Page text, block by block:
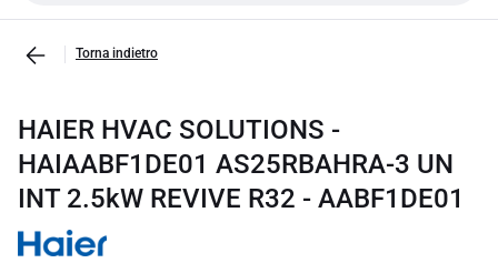
Torna indietro
HAIER HVAC SOLUTIONS -
HAIAABF1DE01 AS25RBAHRA-3 UN
INT 2.5kW REVIVE R32 - AABF1DE01